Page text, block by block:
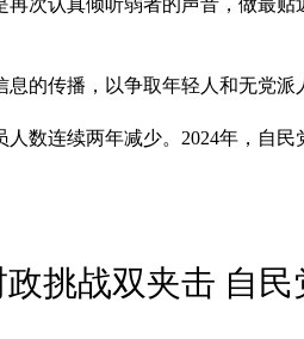
的传播，以争取年轻人和无党派
数连续两年减少。2024年，自
挑战双夹击 自